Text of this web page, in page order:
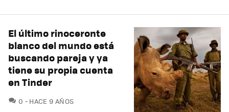
El último rinoceronte
blanco del mundo está
buscando pareja y ya
tiene su propia cuenta
en Tinder
0 COMENTARIOS
HACE 9 AÑOS